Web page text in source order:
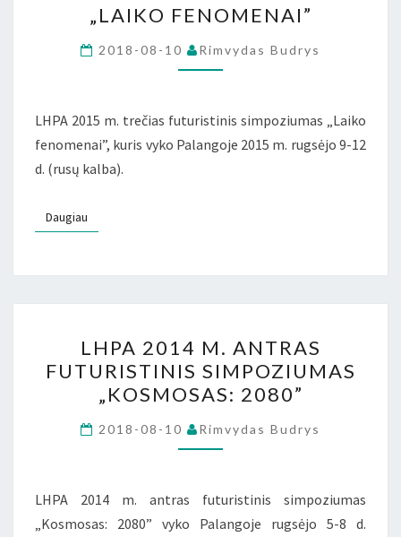
TREČIAS
FUTURISTINIS
SIMPOZIUMAS
FENOMENAI”
„LAIKO FENOMENAI”
2018-08-10 Rimvydas Budrys
LHPA 2015 m. trečias futuristinis simpoziumas „Laiko
fenomenai”, kuris vyko Palangoje 2015 m. rugsėjo 9-12
d. (rusų kalba).
Daugiau
2014
M.
ANTRAS
FUTURISTINIS
SIMPOZIUMAS
2080”
LHPA 2014 M. ANTRAS
FUTURISTINIS SIMPOZIUMAS
„KOSMOSAS: 2080”
2018-08-10 Rimvydas Budrys
LHPA 2014 m. antras futuristinis simpoziumas
„Kosmosas: 2080” vyko Palangoje rugsėjo 5-8 d.